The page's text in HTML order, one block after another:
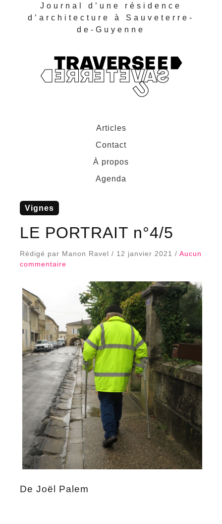
Journal d’une résidence
d’architecture à Sauveterre-
de-Guyenne
Articles
Contact
À propos
Agenda
vignes
LE PORTRAIT n°4/5
Rédigé par Manon Ravel / 12 janvier 2021 / Aucun
commentaire
De Joël Palem